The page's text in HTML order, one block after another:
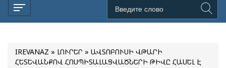
IREVANAZ » ԼՈՒՐԵՐ » ԱՎՏՈԲՈՒՍԻ ՎԹԱՐԻ
ՀԵՏԵՎԱՆՔՈՎ ՀՈՍՊԻՏԱԼԱՑՎԱԾՆԵՐԻ ԹԻՎԸ ՀԱՍԵԼ Է